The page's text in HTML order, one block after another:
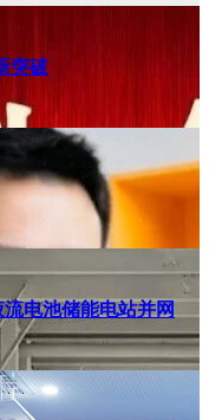
突破
电池储能电站并网